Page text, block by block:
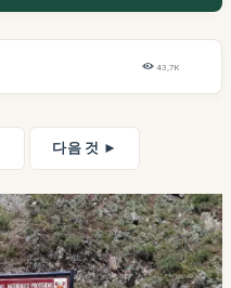
43,7K
다음 것 ►